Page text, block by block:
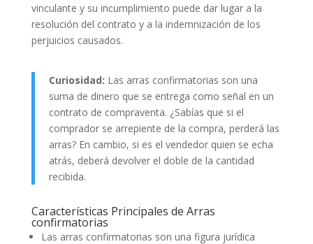
vinculante y su incumplimiento puede dar lugar a la
resolución del contrato y a la indemnización de los
perjuicios causados.
Curiosidad: Las arras confirmatorias son una
suma de dinero que se entrega como señal en un
contrato de compraventa. ¿Sabías que si el
comprador se arrepiente de la compra, perderá las
arras? En cambio, si es el vendedor quien se echa
atrás, deberá devolver el doble de la cantidad
recibida.
Características Principales de Arras
confirmatorias
Las arras confirmatorias son una figura jurídica